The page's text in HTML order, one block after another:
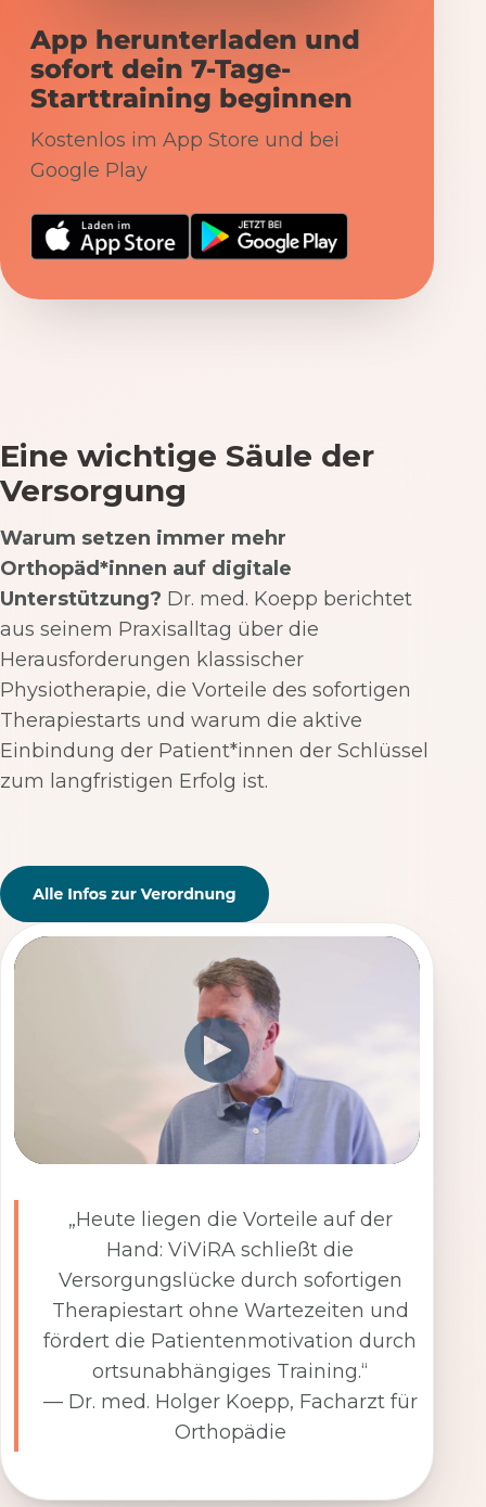
App herunterladen und
sofort dein 7-Tage-
Starttraining beginnen
Kostenlos im App Store und bei
Google Play
Eine wichtige Säule der
Versorgung
Warum setzen immer mehr
Orthopäd*innen auf digitale
Unterstützung? Dr. med. Koepp berichtet
aus seinem Praxisalltag über die
Herausforderungen klassischer
Physiotherapie, die Vorteile des sofortigen
Therapiestarts und warum die aktive
Einbindung der Patient*innen der Schlüssel
zum langfristigen Erfolg ist.
„Heute liegen die Vorteile auf der
Hand: ViViRA schließt die
Versorgungslücke durch sofortigen
Therapiestart ohne Wartezeiten und
fördert die Patientenmotivation durch
ortsunabhängiges Training.“
— Dr. med. Holger Koepp, Facharzt für
Orthopädie